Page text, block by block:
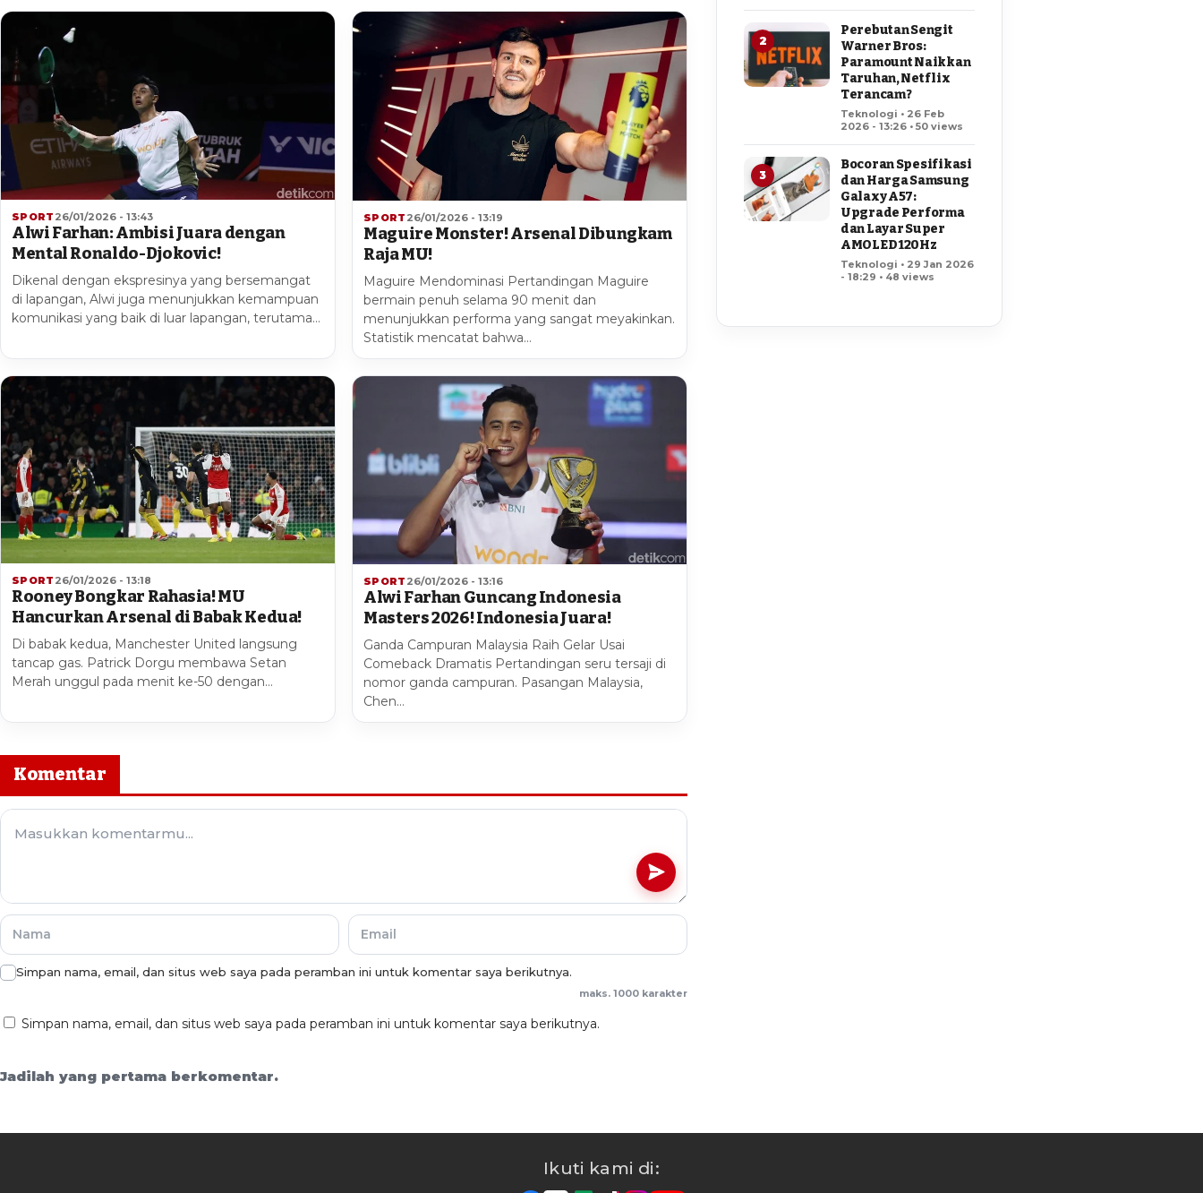
SPORT 26/01/2026 - 13:43
Alwi Farhan: Ambisi Juara dengan
Mental Ronaldo-Djokovic!
Dikenal dengan ekspresinya yang bersemangat
di lapangan, Alwi juga menunjukkan kemampuan
komunikasi yang baik di luar lapangan, terutama…
SPORT 26/01/2026 - 13:19
Maguire Monster! Arsenal Dibungkam
Raja MU!
Maguire Mendominasi Pertandingan Maguire
bermain penuh selama 90 menit dan
menunjukkan performa yang sangat meyakinkan.
Statistik mencatat bahwa…
SPORT 26/01/2026 - 13:18
Rooney Bongkar Rahasia! MU
Hancurkan Arsenal di Babak Kedua!
Di babak kedua, Manchester United langsung
tancap gas. Patrick Dorgu membawa Setan
Merah unggul pada menit ke-50 dengan…
SPORT 26/01/2026 - 13:16
Alwi Farhan Guncang Indonesia
Masters 2026! Indonesia Juara!
Ganda Campuran Malaysia Raih Gelar Usai
Comeback Dramatis Pertandingan seru tersaji di
nomor ganda campuran. Pasangan Malaysia,
Chen…
Komentar
Simpan nama, email, dan situs web saya pada peramban ini untuk komentar saya berikutnya.
maks. 1000 karakter
Simpan nama, email, dan situs web saya pada peramban ini untuk komentar saya berikutnya.
Jadilah yang pertama berkomentar.
2
Perebutan Sengit
Warner Bros:
Paramount Naikkan
Taruhan, Netflix
Terancam?
Teknologi • 26 Feb
2026 - 13:26 • 50 views
3
Bocoran Spesifikasi
dan Harga Samsung
Galaxy A57:
Upgrade Performa
dan Layar Super
AMOLED 120Hz
Teknologi • 29 Jan 2026
- 18:29 • 48 views
Ikuti kami di: